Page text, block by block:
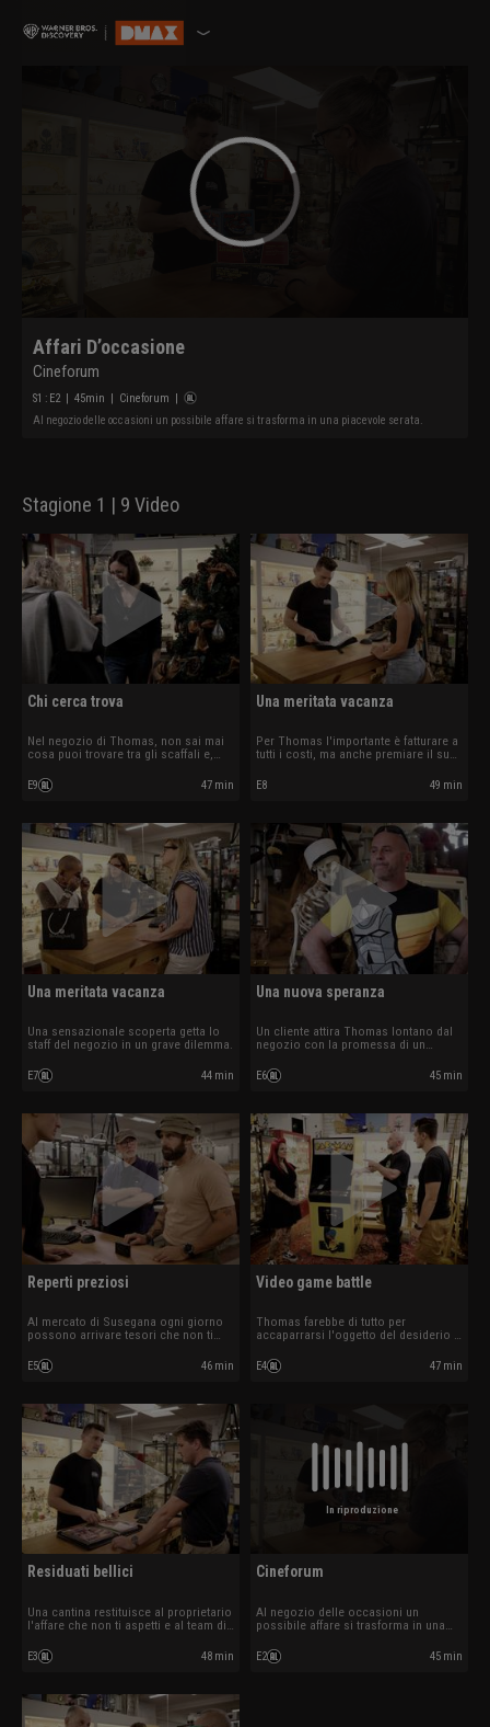
Affari D’occasione
Cineforum
S1 : E2 | 45min | Cineforum |
Al negozio delle occasioni un possibile affare si trasforma in una piacevole serata.
Stagione 1 | 9 Video
Chi cerca trova
Nel negozio di Thomas, non sai mai
cosa puoi trovare tra gli scaffali e,
porterà il prossimo cliente.
E9 47 min
Una meritata vacanza
Per Thomas l'importante è fatturare a
tutti i costi, ma anche premiare il suo
E8 49 min
Una meritata vacanza
Una sensazionale scoperta getta lo
staff del negozio in un grave dilemma.
E7 44 min
Una nuova speranza
Un cliente attira Thomas lontano dal
negozio con la promessa di un
E6 45 min
Reperti preziosi
Al mercato di Susegana ogni giorno
possono arrivare tesori che non ti
E5 46 min
Video game battle
Thomas farebbe di tutto per
accaparrarsi l'oggetto del desiderio o
E4 47 min
Residuati bellici
Una cantina restituisce al proprietario
l'affare che non ti aspetti e al team di
recluta.
E3 48 min
In riproduzione
Cineforum
Al negozio delle occasioni un
possibile affare si trasforma in una
E2 45 min